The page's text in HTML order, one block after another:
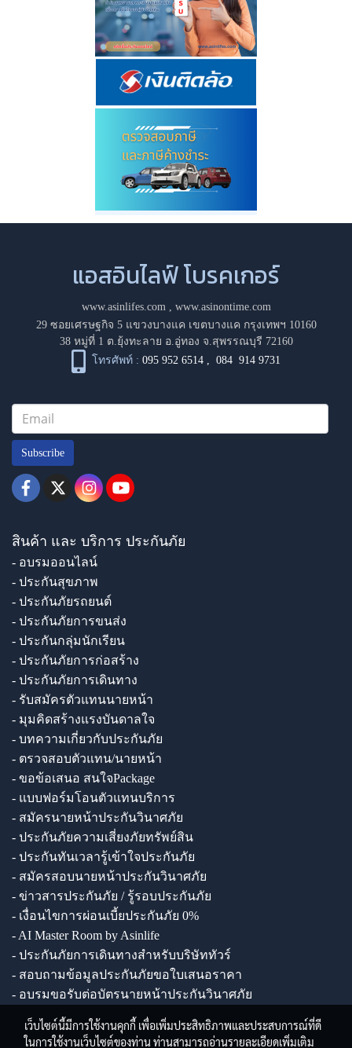
แอสอินไลฟ์ โบรคเกอร์
www.asinlifes.com, www.asinontime.com
29 ซอยเศรษฐกิจ 5 แขวงบางแค เขตบางแค กรุงเทพฯ 10160
38 หมู่ที่ 1 ต.ยุ้งทะลาย อ.อู่ทอง จ.สุพรรณบุรี 72160
โทรศัพท์ : 095 952 6514 ,084 914 9731
Subscribe
สินค้า และ บริการ ประกันภัย
- อบรมออนไลน์
- ประกันสุขภาพ
- ประกันภัยรถยนต์
- ประกันภัยการขนส่ง
- ประกันกลุ่มนักเรียน
- ประกันภัยการก่อสร้าง
- ประกันภัยการเดินทาง
- รับสมัครตัวแทนนายหน้า
- มุมคิดสร้างแรงบันดาลใจ
- บทความเกี่ยวกับประกันภัย
- ตรวจสอบตัวแทน/นายหน้า
- ขอข้อเสนอ สนใจPackage
- แบบฟอร์มโอนตัวแทนบริการ
- สมัครนายหน้าประกันวินาศภัย
- ประกันภัยความเสี่ยงภัยทรัพย์สิน
- ประกันทันเวลารู้เข้าใจประกันภัย
- สมัครสอบนายหน้าประกันวินาศภัย
- ข่าวสารประกันภัย / รู้รอบประกันภัย
- เงื่อนไขการผ่อนเบี้ยประกันภัย 0%
- AI Master Room by Asinlife
- ประกันภัยการเดินทางสำหรับบริษัททัวร์
- สอบถามข้อมูลประกันภัยขอใบเสนอราคา
- อบรมขอรับต่อบัตรนายหน้าประกันวินาศภัย
เว็บไซต์นี้มีการใช้งานคุกกี้ เพื่อเพิ่มประสิทธิภาพและประสบการณ์ที่ดี
ในการใช้งานเว็บไซต์ของท่าน ท่านสามารถอ่านรายละเอียดเพิ่มเติม